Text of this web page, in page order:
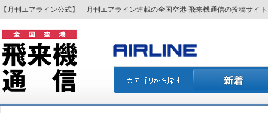
【月刊エアライン公式】 月刊エアライン連載の全国空港 飛来機通信の投稿サイ